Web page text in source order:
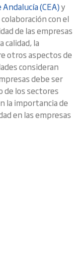
(CEA)y
con el
de las empresas
calidad, la
otros aspectos de
consideran
debe ser
los sectores
la importancia de
en las empresas